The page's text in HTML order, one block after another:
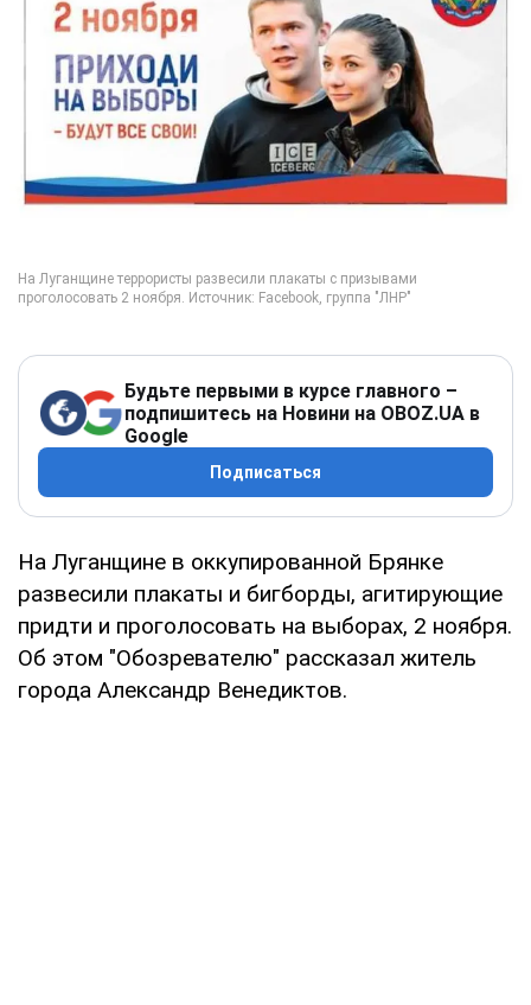
Будьте первыми в курсе главного –
подпишитесь на Новини на OBOZ.UA в
Google
Подписаться
На Луганщине в оккупированной Брянке
развесили плакаты и бигборды, агитирующие
придти и проголосовать на выборах, 2 ноября.
Об этом "Обозревателю" рассказал житель
города Александр Венедиктов.